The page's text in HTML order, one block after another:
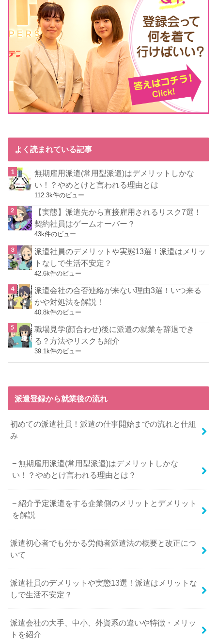
よく読まれている記事
無期雇用派遣(常用型派遣)はデメリットしかな
い！？やめとけと言われる理由とは
112.3k件のビュー
【実態】派遣先から直接雇用されるリスク7選！
契約社員はゲームオーバー？
43k件のビュー
派遣社員のデメリットや実態13選！派遣はメリッ
トなしで生活不安定？
42.6k件のビュー
派遣会社の合否連絡が来ない理由3選！いつ来る
かや対処法を解説！
40.8k件のビュー
職場見学(顔合わせ)後に派遣の就業を辞退でき
る？方法やリスクも紹介
39.1k件のビュー
派遣登録から就業後の流れ
初めての派遣社員！派遣の仕事開始までの流れと仕組
み
無期雇用派遣(常用型派遣)はデメリットしかな
い！？やめとけ言われる理由とは？
紹介予定派遣をする企業側のメリットとデメリット
を解説
派遣初心者でも分かる労働者派遣法の概要と改正につ
いて
派遣社員のデメリットや実態13選！派遣はメリットな
しで生活不安定？
派遣会社の大手、中小、外資系の違いや特徴・メリッ
トを紹介